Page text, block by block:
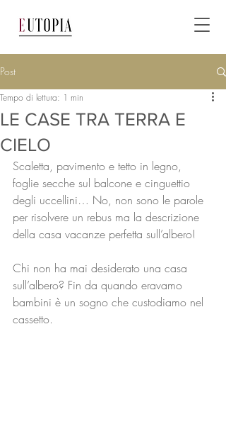
Post
LE CASE TRA TERRA E
CIELO
Tempo di lettura: 1 min
Scaletta, pavimento e tetto in legno,
foglie secche sul balcone e cinguettio
degli uccellini… No, non sono le parole
per risolvere un rebus ma la descrizione
della casa vacanze perfetta sull’albero!
Chi non ha mai desiderato una casa
sull’albero? Fin da quando eravamo
bambini è un sogno che custodiamo nel
cassetto.